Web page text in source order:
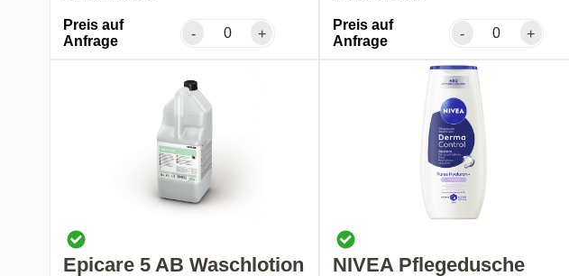
Preis auf
Anfrage
- +
Preis auf
Anfrage
- +
Epicare 5 AB Waschlotion
NIVEA Pflegedusche